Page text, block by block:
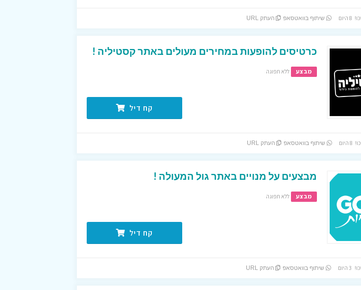
שיתוף בוואטסאפ העתק URL
כרטיסים להופעות במחירים מעולים באתר קסטיליה !
מבצע ללא תפוגה
קח דיל
שיתוף בוואטסאפ העתק URL
מבצעים על מנויים באתר גול המעולה !
מבצע ללא תפוגה
קח דיל
שיתוף בוואטסאפ העתק URL